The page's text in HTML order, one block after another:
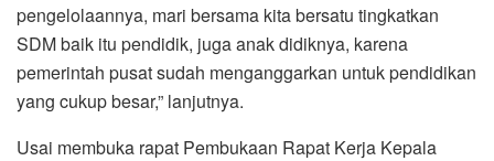
pengelolaannya, mari bersama kita bersatu tingkatkan
SDM baik itu pendidik, juga anak didiknya, karena
pemerintah pusat sudah menganggarkan untuk pendidikan
yang cukup besar,” lanjutnya.
Usai membuka rapat Pembukaan Rapat Kerja Kepala